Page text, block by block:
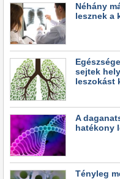
Néhány
lesznek a
sejtek
leszokást
A
hatékony
Tényleg